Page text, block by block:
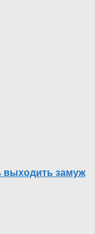
выходить замуж